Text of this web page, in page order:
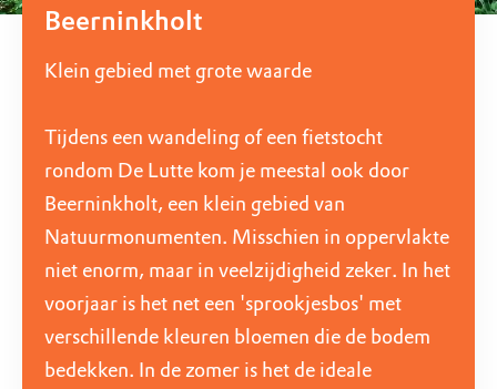
Beerninkholt
Klein gebied met grote waarde
Tijdens een wandeling of een fietstocht
rondom De Lutte kom je meestal ook door
Beerninkholt, een klein gebied van
Natuurmonumenten. Misschien in oppervlakte
niet enorm, maar in veelzijdigheid zeker. In het
voorjaar is het net een 'sprookjesbos' met
verschillende kleuren bloemen die de bodem
bedekken. In de zomer is het de ideale